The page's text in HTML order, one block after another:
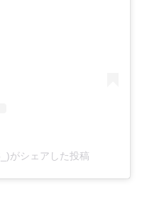
がシェアした投稿